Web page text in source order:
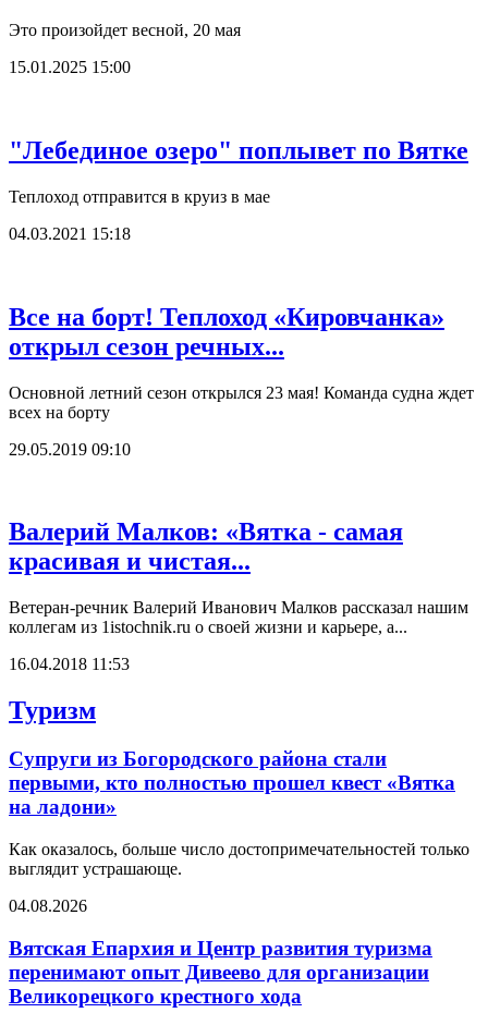
Это произойдет весной, 20 мая
15.01.2025 15:00
"Лебединое озеро" поплывет по Вятке
Теплоход отправится в круиз в мае
04.03.2021 15:18
Все на борт! Теплоход «Кировчанка»
открыл сезон речных...
Основной летний сезон открылся 23 мая! Команда судна ждет
всех на борту
29.05.2019 09:10
Валерий Малков: «Вятка - самая
красивая и чистая...
Ветеран-речник Валерий Иванович Малков рассказал нашим
коллегам из 1istochnik.ru о своей жизни и карьере, а...
16.04.2018 11:53
Туризм
Супруги из Богородского района стали
первыми, кто полностью прошел квест «Вятка
на ладони»
Как оказалось, больше число достопримечательностей только
выглядит устрашающе.
04.08.2026
Вятская Епархия и Центр развития туризма
перенимают опыт Дивеево для организации
Великорецкого крестного хода